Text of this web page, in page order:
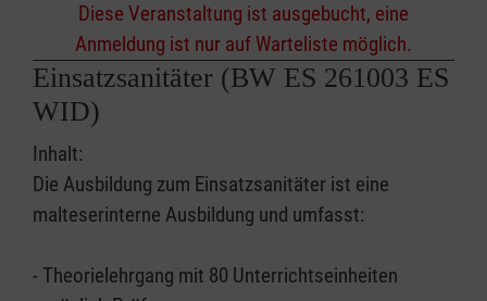
Diese Veranstaltung ist ausgebucht, eine
Anmeldung ist nur auf Warteliste möglich.
Einsatzsanitäter (BW ES 261003 ES
WID)
Inhalt:
Die Ausbildung zum Einsatzsanitäter ist eine
malteserinterne Ausbildung und umfasst:
- Theorielehrgang mit 80 Unterrichtseinheiten